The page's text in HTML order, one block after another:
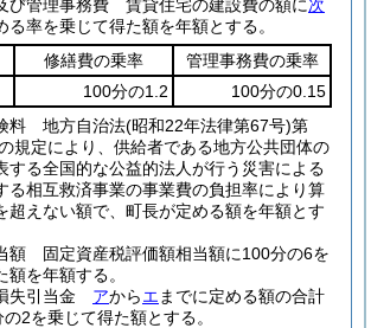
び管理事務費 賃貸住宅の建設費の額に次
る率を乗じて得た額を年額とする。
修繕費の乗率
管理事務費の乗率
100分の1.2
100分の0.15
料 地方自治法(昭和22年法律第67号)第
規定により、供給者である地方公共団体の
する全国的な公益的法人が行う災害による
る相互救済事業の事業費の負担率により算
超えない額で、町長が定める額を年額とす
額 固定資産税評価額相当額に100分の6を
額を年額する。
失引当金 アからエ までに定める額の合計
2を乗じて得た額とする。